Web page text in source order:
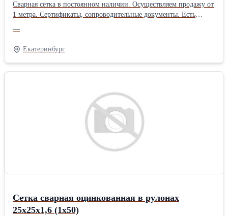
Сварная сетка в постоянном наличии. Осуществляем продажу от
1 метра. Сертификаты, сопроводительные документы. Есть
http://pt096.ru или отправив свой заказ на почту zakaz@pt096.ru
—
Екатеринбург
Сетка сварная оцинкованная в рулонах
25х25х1,6 (1х50)